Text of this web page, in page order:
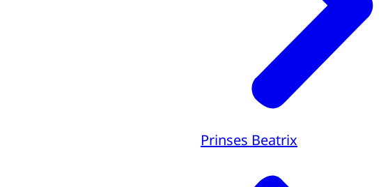
Prinses Beatrix